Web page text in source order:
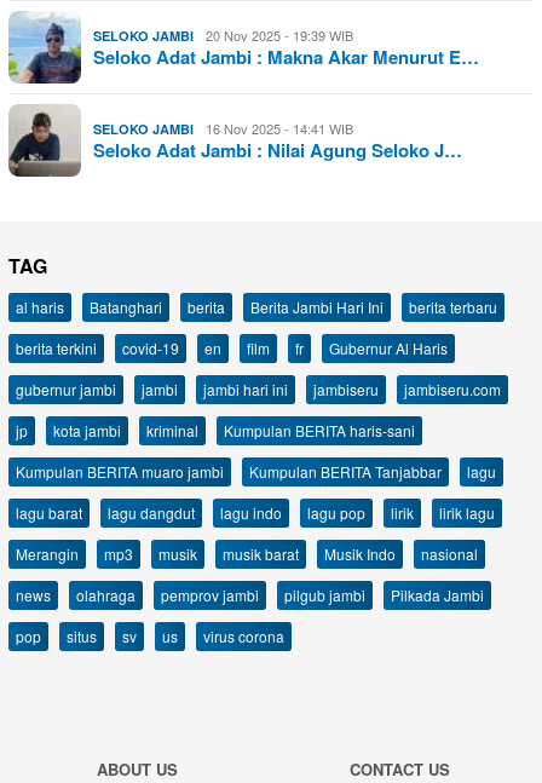
SELOKO JAMBI 20 Nov 2025 - 19:39 WIB
Seloko Adat Jambi : Makna Akar Menurut E…
SELOKO JAMBI 16 Nov 2025 - 14:41 WIB
Seloko Adat Jambi : Nilai Agung Seloko J…
TAG
al haris Batanghari berita Berita Jambi Hari Ini
berita terbaru
berita terkini
covid-19 en film fr
Gubernur Al Haris
gubernur jambi
jambi jambi hari ini jambiseru
jambiseru.com
jp
kota jambi kriminal
Kumpulan BERITA haris-sani
Kumpulan BERITA muaro jambi
Kumpulan BERITA Tanjabbar
lagu
lagu barat
lagu dangdut lagu indo lagu pop lirik
lirik lagu
Merangin
mp3 musik musik barat Musik Indo
nasional
news
olahraga pemprov jambi pilgub jambi
Pilkada Jambi
pop
situs sv us virus corona
ABOUT US CONTACT US